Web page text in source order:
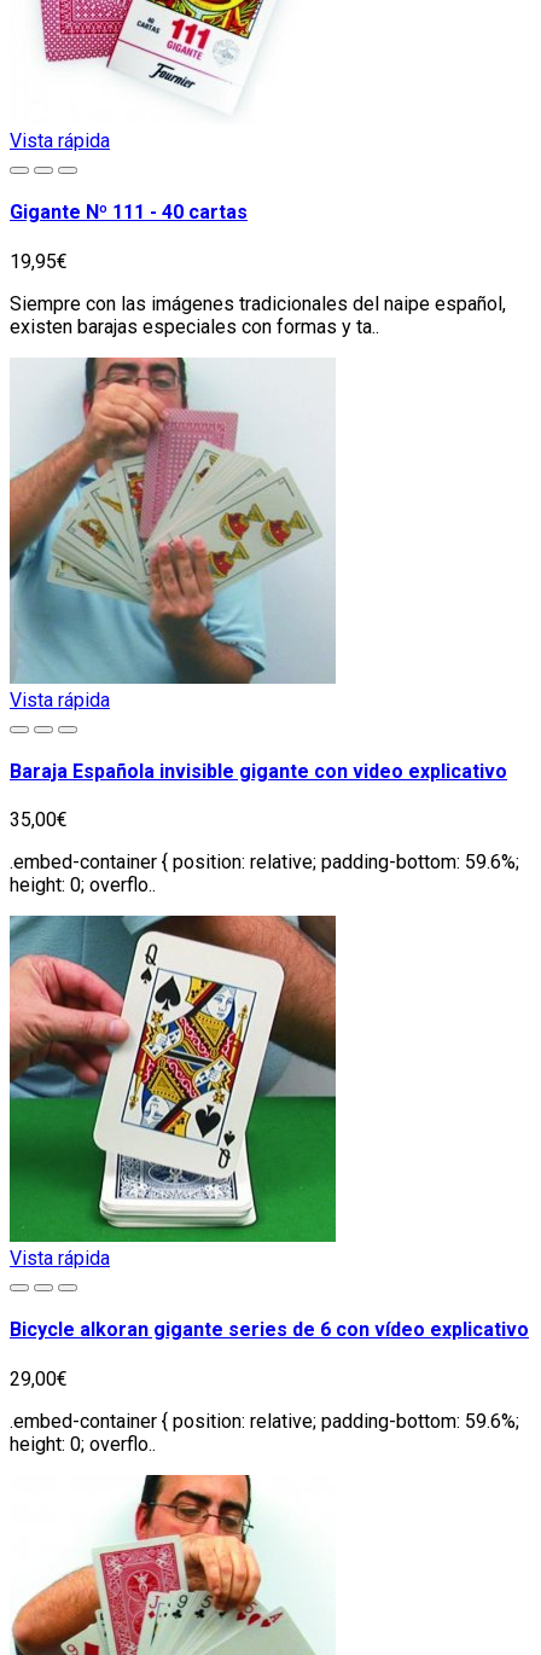
Vista rápida
Gigante Nº 111 - 40 cartas
19,95€
Siempre con las imágenes tradicionales del naipe español,
existen barajas especiales con formas y ta..
Vista rápida
Baraja Española invisible gigante con video explicativo
35,00€
.embed-container { position: relative; padding-bottom: 59.6%;
height: 0; overflo..
Vista rápida
Bicycle alkoran gigante series de 6 con vídeo explicativo
29,00€
.embed-container { position: relative; padding-bottom: 59.6%;
height: 0; overflo..